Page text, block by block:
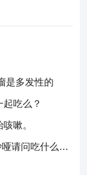
是多发性的
吃么？
嗽。
你好，鼻炎犯了，鼻子不通，嗓子沙哑请问吃什么药比较好？